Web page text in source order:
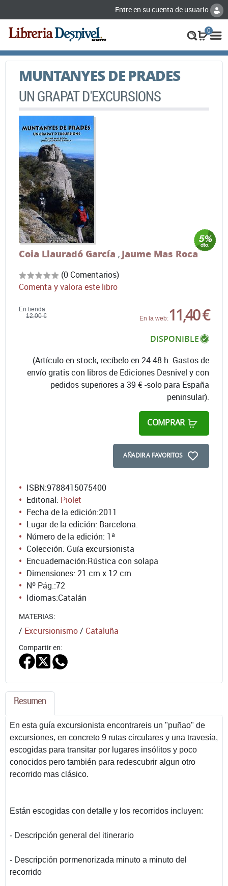
Entre en su cuenta de usuario
0
MUNTANYES DE PRADES
UN GRAPAT D'EXCURSIONS
Coia Llauradó García , Jaume Mas Roca
(0 Comentarios)
Comenta y valora este libro
En tienda:
12,00 €
En la web:11,40 €
DISPONIBLE
(Artículo en stock, recíbelo en 24-48 h. Gastos de
envío gratis con libros de Ediciones Desnivel y con
pedidos superiores a 39 € -solo para España
peninsular).
COMPRAR
AÑADIR A FAVORITOS
ISBN:9788415075400
Editorial: Piolet
Fecha de la edición:2011
Lugar de la edición: Barcelona.
Número de la edición: 1ª
Colección: Guía excursionista
Encuadernación:Rústica con solapa
Dimensiones: 21 cm x 12 cm
Nº Pág.:72
Idiomas:Catalán
MATERIAS:
/ Excursionismo/ Cataluña
Compartir en:
Resumen
En esta guía excursionista encontrareis un "puñao" de
excursiones, en concreto 9 rutas circulares y una travesía,
escogidas para transitar por lugares insólitos y poco
conocidos pero también para redescubrir algun otro
recorrido mas clásico.
Están escogidas con detalle y los recorridos incluyen:
- Descripción general del itinerario
- Descripción pormenorizada minuto a minuto del
recorrido